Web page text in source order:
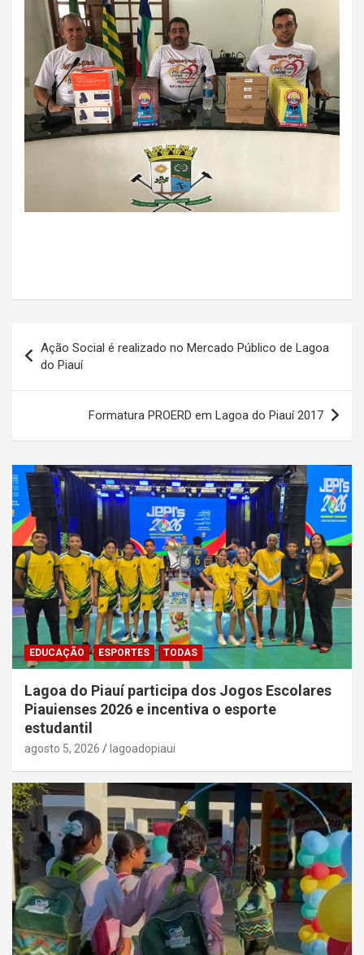
de
Post
Ação Social é realizado no Mercado Público de Lagoa
do Piauí
Formatura PROERD em Lagoa do Piauí 2017
EDUCAÇÃO ESPORTES TODAS
Lagoa do Piauí participa dos Jogos Escolares
Piauienses 2026 e incentiva o esporte
estudantil
agosto 5, 2026 lagoadopiaui